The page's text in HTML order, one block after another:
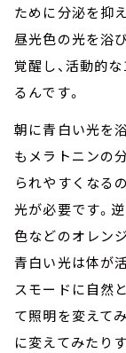
ために分泌を抑
昼光色の光を浴
覚醒し、活動的
るんです。
朝に青白い光を
もメラトニンの
られやすくなる
光が必要です。
色などのオレン
青白い光は体が
スモードに自然
て照明を変えて
に変えてみたり